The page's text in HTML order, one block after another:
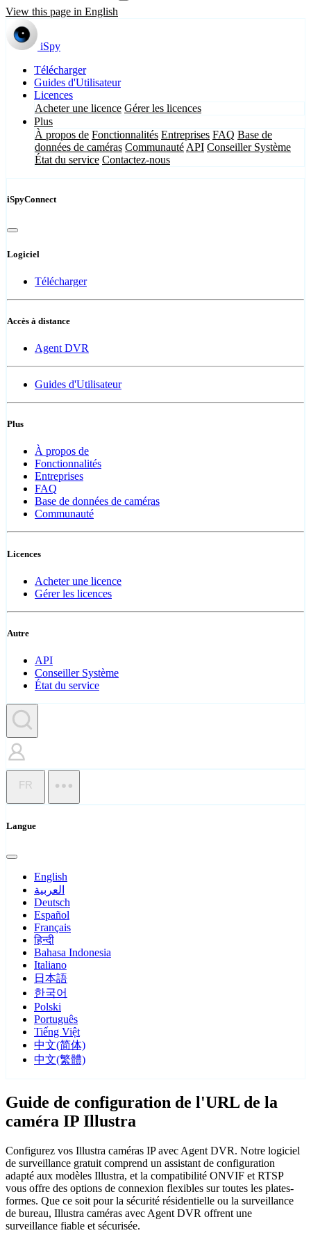
View this page in English
iSpy
Télécharger
Guides d'Utilisateur
Licences
Acheter une licence Gérer les licences
Plus
À propos de Fonctionnalités Entreprises FAQ Base de
données de caméras Communauté API Conseiller Système
État du service Contactez-nous
iSpyConnect
Logiciel
Télécharger
Accès à distance
Agent DVR
Guides d'Utilisateur
Plus
À propos de
Fonctionnalités
Entreprises
FAQ
Base de données de caméras
Communauté
Licences
Acheter une licence
Gérer les licences
Autre
API
Conseiller Système
État du service
FR
Langue
English
العربية
Deutsch
Español
Français
हिन्दी
Bahasa Indonesia
Italiano
日本語
한국어
Polski
Português
Tiếng Việt
中文(简体)
中文(繁體)
Guide de configuration de l'URL de la
caméra IP Illustra
Configurez vos Illustra caméras IP avec Agent DVR. Notre logiciel
de surveillance gratuit comprend un assistant de configuration
adapté aux modèles Illustra, et la compatibilité ONVIF et RTSP
vous offre des options de connexion flexibles sur toutes les plates-
formes. Que ce soit pour la sécurité résidentielle ou la surveillance
de bureau, Illustra caméras avec Agent DVR offrent une
surveillance fiable et sécurisée.